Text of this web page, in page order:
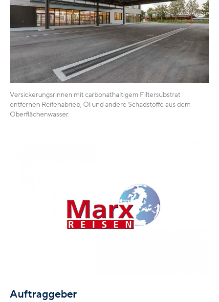
Versickerungsrinnen mit carbonathaltigem Filtersubstrat
entfernen Reifenabrieb, Öl und andere Schadstoffe aus dem
Oberflächenwasser.
Auftraggeber